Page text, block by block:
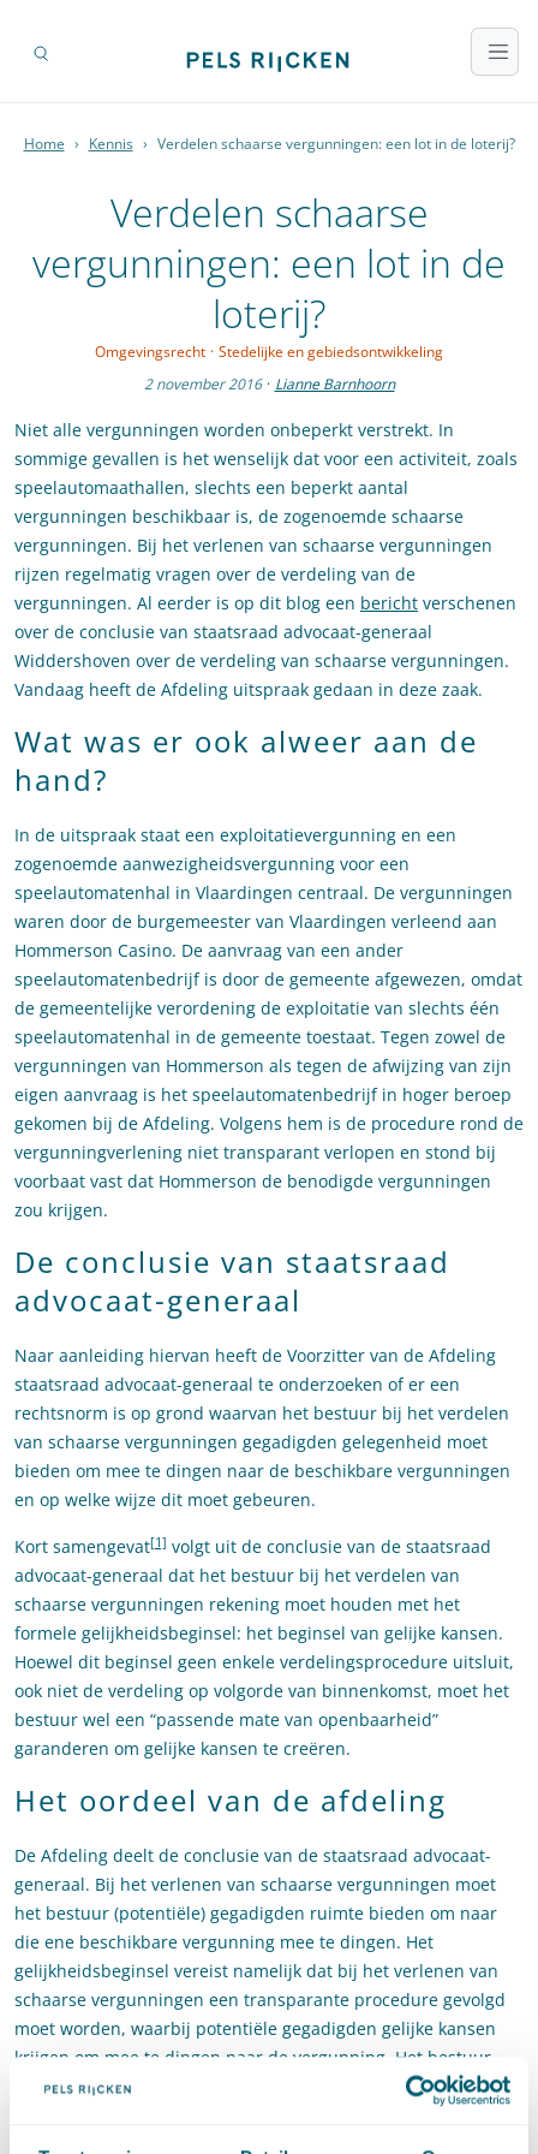
Home › Kennis › Verdelen schaarse vergunningen: een lot in de loterij?
Verdelen schaarse
vergunningen: een lot in de
loterij?
Omgevingsrecht · Stedelijke en gebiedsontwikkeling
2 november 2016 · Lianne Barnhoorn
Niet alle vergunningen worden onbeperkt verstrekt. In
sommige gevallen is het wenselijk dat voor een activiteit, zoals
speelautomaathallen, slechts een beperkt aantal
vergunningen beschikbaar is, de zogenoemde schaarse
vergunningen. Bij het verlenen van schaarse vergunningen
rijzen regelmatig vragen over de verdeling van de
vergunningen. Al eerder is op dit blog een bericht verschenen
over de conclusie van staatsraad advocaat-generaal
Widdershoven over de verdeling van schaarse vergunningen.
Vandaag heeft de Afdeling uitspraak gedaan in deze zaak.
Wat was er ook alweer aan de
hand?
In de uitspraak staat een exploitatievergunning en een
zogenoemde aanwezigheidsvergunning voor een
speelautomatenhal in Vlaardingen centraal. De vergunningen
waren door de burgemeester van Vlaardingen verleend aan
Hommerson Casino. De aanvraag van een ander
speelautomatenbedrijf is door de gemeente afgewezen, omdat
de gemeentelijke verordening de exploitatie van slechts één
speelautomatenhal in de gemeente toestaat. Tegen zowel de
vergunningen van Hommerson als tegen de afwijzing van zijn
eigen aanvraag is het speelautomatenbedrijf in hoger beroep
gekomen bij de Afdeling. Volgens hem is de procedure rond de
vergunningverlening niet transparant verlopen en stond bij
voorbaat vast dat Hommerson de benodigde vergunningen
zou krijgen.
De conclusie van staatsraad
advocaat-generaal
Naar aanleiding hiervan heeft de Voorzitter van de Afdeling
staatsraad advocaat-generaal te onderzoeken of er een
rechtsnorm is op grond waarvan het bestuur bij het verdelen
van schaarse vergunningen gegadigden gelegenheid moet
bieden om mee te dingen naar de beschikbare vergunningen
en op welke wijze dit moet gebeuren.
Kort samengevat[1] volgt uit de conclusie van de staatsraad
advocaat-generaal dat het bestuur bij het verdelen van
schaarse vergunningen rekening moet houden met het
formele gelijkheidsbeginsel: het beginsel van gelijke kansen.
Hoewel dit beginsel geen enkele verdelingsprocedure uitsluit,
ook niet de verdeling op volgorde van binnenkomst, moet het
bestuur wel een “passende mate van openbaarheid”
garanderen om gelijke kansen te creëren.
Het oordeel van de afdeling
De Afdeling deelt de conclusie van de staatsraad advocaat-
generaal. Bij het verlenen van schaarse vergunningen moet
het bestuur (potentiële) gegadigden ruimte bieden om naar
die ene beschikbare vergunning mee te dingen. Het
gelijkheidsbeginsel vereist namelijk dat bij het verlenen van
schaarse vergunningen een transparante procedure gevolgd
moet worden, waarbij potentiële gegadigden gelijke kansen
krijgen om mee te dingen naar de vergunning. Het bestuur
moet tijdig en adequaat bekend maken dat een schaarse